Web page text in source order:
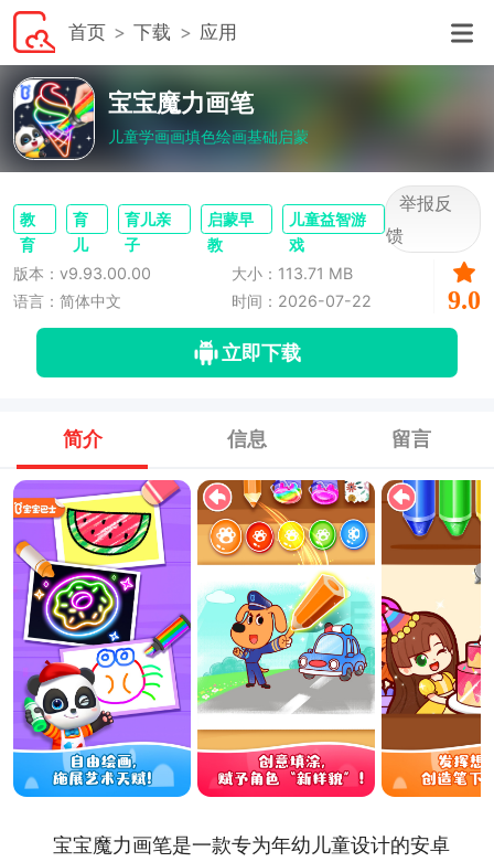
首页 下载 应用
宝宝魔力画笔
儿童学画画填色绘画基础启蒙
教
育
育
儿
育儿亲
子
启蒙早
教
儿童益智游
戏
举报反
馈
版本：v9.93.00.00
大小：113.71 MB
语言：简体中文
时间：2026-07-22 9.0
立即下载
简介 信息 留言
宝宝魔力画笔是一款专为年幼儿童设计的安卓